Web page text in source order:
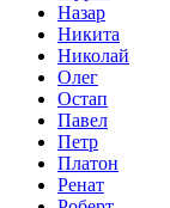
Назар
Никита
Николай
Олег
Остап
Павел
Петр
Платон
Ренат